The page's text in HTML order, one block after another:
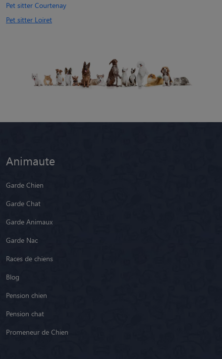
Pet sitter Courtenay
Pet sitter Loiret
Animaute
Garde Chien
Garde Chat
Garde Animaux
Garde Nac
Races de chiens
Blog
Pension chien
Pension chat
Promeneur de Chien